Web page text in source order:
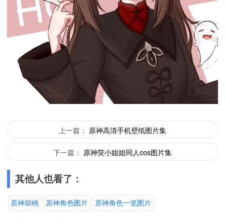
上一篇： 原神高清手机壁纸图片集
下一篇： 原神荧小姐姐同人cos图片集
其他人也看了：
原神胡桃 原神角色图片 原神角色一览图片